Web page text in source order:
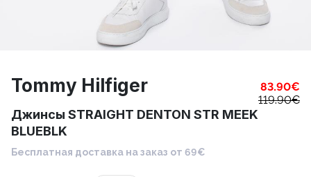
Tommy Hilfiger 83.90€
119.90€
Джинсы STRAIGHT DENTON STR MEEK
BLUEBLK
Бесплатная доставка на заказ от 69€